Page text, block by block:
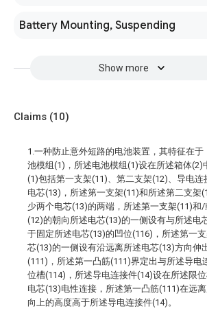
Battery Mounting, Suspending
Show more
Claims (10)
1.一种防止意外短路的电池装置，其特征在
池模组(1)，所述电池模组(1)设在所述箱体(2)
(1)包括第一支架(11)、第二支架(12)、导电连
电芯(13)，所述第一支架(11)和所述第二支架
少两个电芯(13)的两端，所述第一支架(11)和
(12)的朝向所述电芯(13)的一侧设有与所述电
于固定所述电芯(13)的凹位(116)，所述第一
芯(13)的一侧设有沿远离所述电芯(13)方向伸
(111)，所述第一凸筋(111)界定出与所述导电
位槽(114)，所述导电连接件(14)设在所述限
电芯(13)电性连接，所述第一凸筋(111)在远
向上的高度高于所述导电连接件(14)。